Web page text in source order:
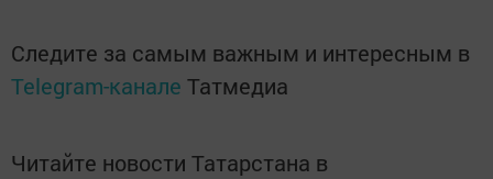
Следите за самым важным и интересным в
Telegram-канале Татмедиа
Читайте новости Татарстана в